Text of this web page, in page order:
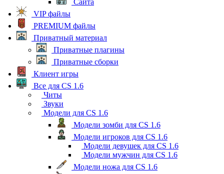
Сайта
VIP файлы
PREMIUM файлы
Приватный материал
Приватные плагины
Приватные сборки
Клиент игры
Все для CS 1.6
Читы
Звуки
Модели для CS 1.6
Модели зомби для CS 1.6
Модели игроков для CS 1.6
Модели девушек для CS 1.6
Модели мужчин для CS 1.6
Модели ножа для CS 1.6